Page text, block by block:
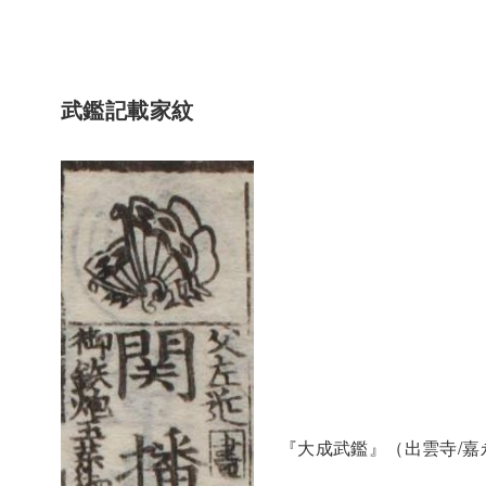
武鑑記載家紋
『大成武鑑』（出雲寺/